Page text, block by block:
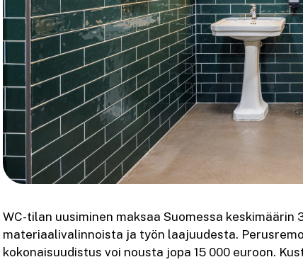
WC-tilan uusiminen maksaa Suomessa keskimäärin
materiaalivalinnoista ja työn laajuudesta.
kokonaisuudistus voi nousta jopa 15 000 euroon.